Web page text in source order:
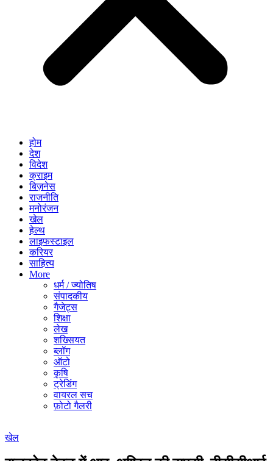
होम
देश
विदेश
क्राइम
बिज़नेस
राजनीति
मनोरंजन
खेल
हेल्थ
लाइफस्टाइल
करियर
साहित्य
More
धर्म / ज्योतिष
संपादकीय
गैजेट्स
शिक्षा
लेख
शख्सियत
ब्लॉग
ऑटो
कृषि
ट्रेडिंग
वायरल सच
फ़ोटो गैलरी
खेल